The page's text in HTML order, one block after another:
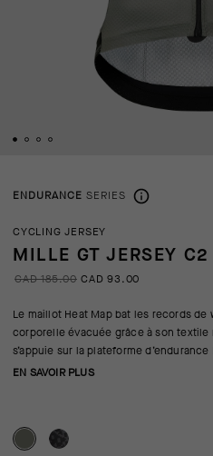
ENDURANCE SERIES
CYCLING JERSEY
MILLE GT JERSEY
CAD 185.00 CAD 93.00
Le maillot Heat Map bat les records
corporelle évacuée grâce à son
s’appuie sur la plateforme
EN SAVOIR PLUS